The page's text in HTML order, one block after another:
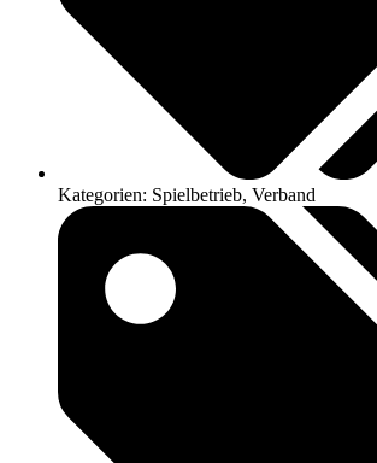
Kategorien: Spielbetrieb, Verband